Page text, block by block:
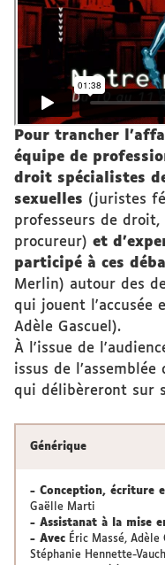
Pour trancher
équipe de
droit spécialistes
sexuelles (juristes
professeurs de
procureur) et
participé à ces
Merlin) autour des
qui jouent l'accusée
Adèle Gascuel).
À l'issue de
issus de
qui délibèreront sur
Générique
- Conception, écriture
Gaëlle Marti
- Assistanat à la mise
- Avec Éric Massé,
Stéphanie Hennette-